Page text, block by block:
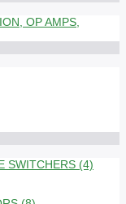
OP AMPS,
SWITCHERS (4)